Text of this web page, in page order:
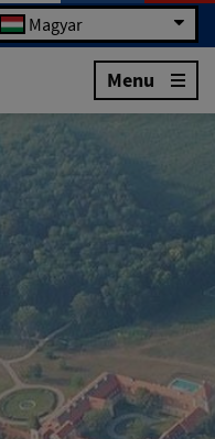
Magyar
Menu